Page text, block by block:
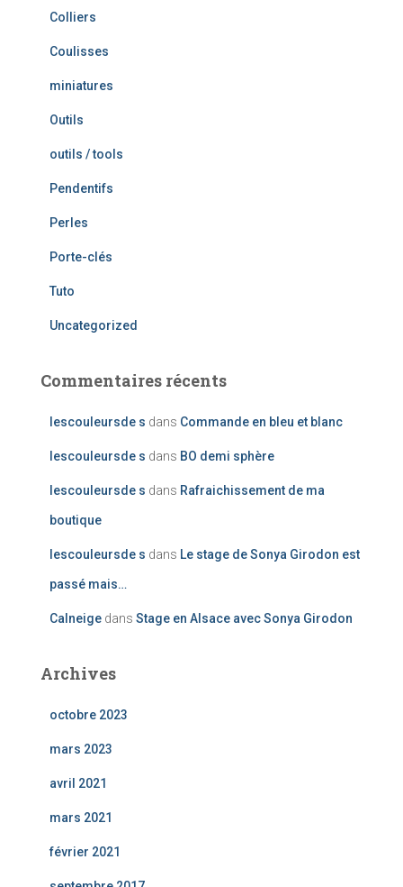
Colliers
Coulisses
miniatures
Outils
outils / tools
Pendentifs
Perles
Porte-clés
Tuto
Uncategorized
Commentaires récents
lescouleursde s dans Commande en bleu et blanc
lescouleursde s dans BO demi sphère
lescouleursde s dans Rafraichissement de ma
boutique
lescouleursde s dans Le stage de Sonya Girodon est
passé mais…
Calneige dans Stage en Alsace avec Sonya Girodon
Archives
octobre 2023
mars 2023
avril 2021
mars 2021
février 2021